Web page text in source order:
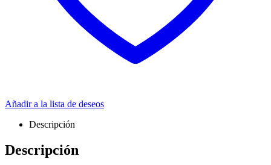
Añadir a la lista de deseos
Descripción
Descripción